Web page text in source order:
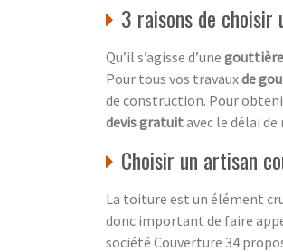
3 raisons de
Qu’il s’agisse d’une gouttière
Pour tous vos travauxde
de construction. Pour
devis gratuitavec le délai
Choisir un artisan
La toiture est un élément
donc important de faire
société Couverture 34